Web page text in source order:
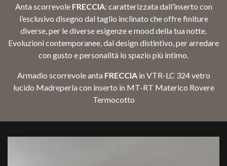
Anta scorrevole FRECCIA: caratterizzata dall’inserto con
l’esclusivo disegno dal taglio inclinato che offre finiture
diverse, per le diverse esigenze e mood della tua notte.
Evoluzioni contemporanee, dal design distintivo, per arredare
con gusto e personalità lo spazio più intimo.
Armadio scorrevole anta FRECCIA in VTR-LC 324 vetro
lucido Madreperla con inserto in MT-RT Materico Rovere
Termocotto